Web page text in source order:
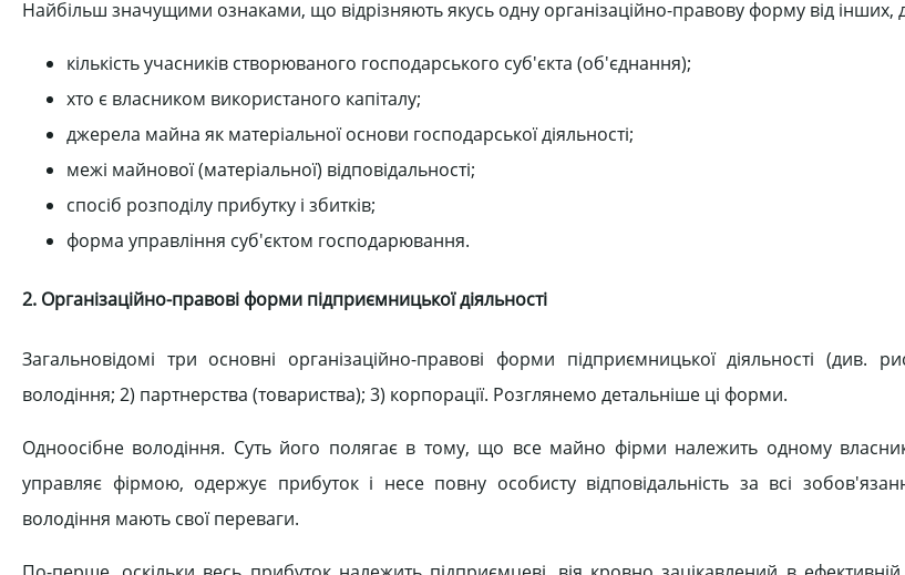
Найбільш значущими ознаками, що відрізняють якусь одну організаційно-правову форму від інших,
кількість учасників створюваного господарського суб'єкта (об'єднання);
хто є власником використаного капіталу;
джерела майна як матеріальної основи господарської діяльності;
межі майнової (матеріальної) відповідальності;
спосіб розподілу прибутку і збитків;
форма управління суб'єктом господарювання.
2. Організаційно-правові форми підприємницької діяльності
Загальновідомі три основні організаційно-правові форми підприємницької діяльності (див.
володіння; 2) партнерства (товариства); 3) корпорації. Розглянемо детальніше ці форми.
Одноосібне володіння. Суть його полягає в тому, що все майно фірми належить одному
управляє фірмою, одержує прибуток і несе повну особисту відповідальність за всі
володіння мають свої переваги.